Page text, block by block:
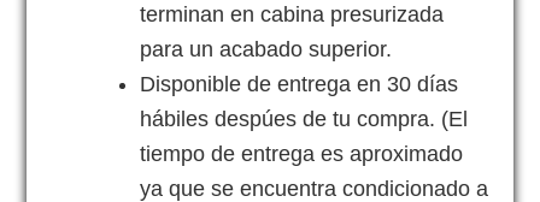
terminan en cabina presurizada
para un acabado superior.
Disponible de entrega en 30 días
hábiles despúes de tu compra. (El
tiempo de entrega es aproximado
ya que se encuentra condicionado a